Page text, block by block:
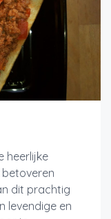
heerlijke
dit prachtig
levendige en